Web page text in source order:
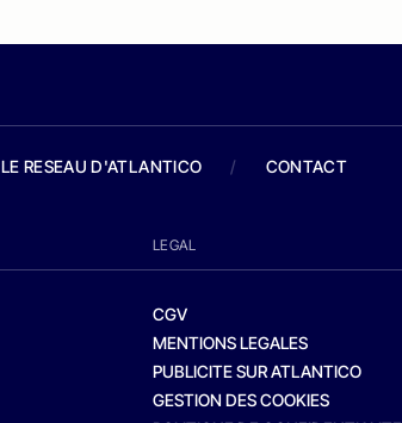
LE RESEAU D'ATLANTICO / CONTACT
LEGAL
CGV
MENTIONS LEGALES
PUBLICITE SUR ATLANTICO
GESTION DES COOKIES